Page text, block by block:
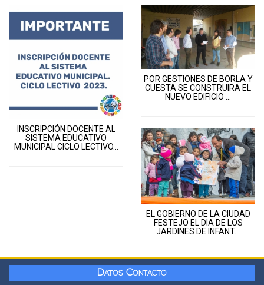
INSCRIPCIÓN DOCENTE AL
SISTEMA EDUCATIVO
MUNICIPAL CICLO LECTIVO...
POR GESTIONES DE BORLA Y
CUESTA SE CONSTRUIRA EL
NUEVO EDIFICIO ...
EL GOBIERNO DE LA CIUDAD
FESTEJO EL DIA DE LOS
JARDINES DE INFANT...
Datos Contacto